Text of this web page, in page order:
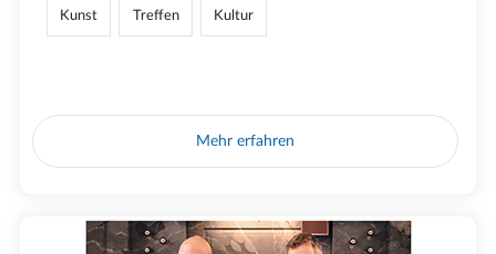
Kunst Treffen Kultur
Mehr erfahren